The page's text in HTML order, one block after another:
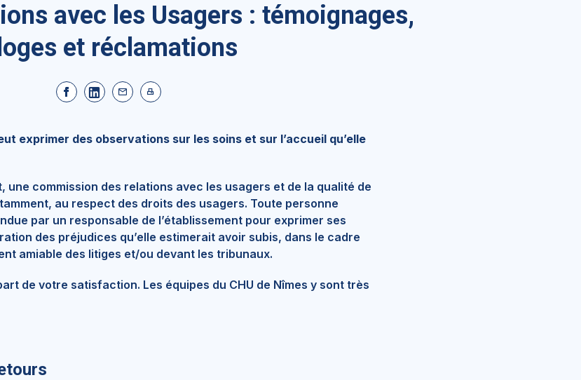
avec les Usagers : témoignages,
et réclamations
exprimer des observations sur les soins et sur l’accueil qu’elle
une commission des relations avec les usagers et de la qualité de
au respect des droits des usagers. Toute personne
par un responsable de l’établissement pour exprimer ses
des préjudices qu’elle estimerait avoir subis, dans le cadre
amiable des litiges et/ou devant les tribunaux.
de votre satisfaction. Les équipes du CHU de Nîmes y sont très